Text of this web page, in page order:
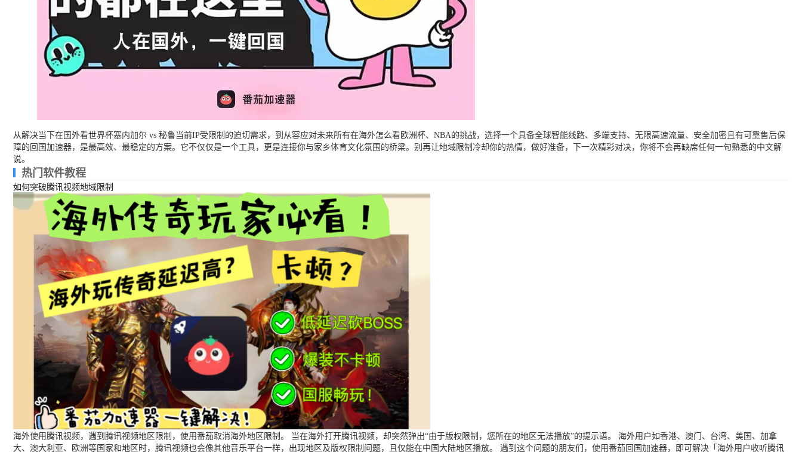
从解决当下在国外看世界杯塞内加尔 vs 秘鲁当前IP受限制的迫切需求，到从容应对未来所有在海外怎么看欧洲杯、NBA的挑战，选择一个具备全球智能线路、多端支持、无限高速流量、安全加密且有可靠售后保
障的回国加速器，是最高效、最稳定的方案。它不仅仅是一个工具，更是连接你与家乡体育文化氛围的桥梁。别再让地域限制冷却你的热情，做好准备，下一次精彩对决，你将不会再缺席任何一句熟悉的中文解
说。
热门软件教程
如何突破腾讯视频地域限制
海外使用腾讯视频，遇到腾讯视频地区限制，使用番茄取消海外地区限制。 当在海外打开腾讯视频，却突然弹出“由于版权限制，您所在的地区无法播放”的提示语。 海外用户如香港、澳门、台湾、美国、加拿
大、澳大利亚、欧洲等国家和地区时，腾讯视频也会像其他音乐平台一样，出现地区及版权限制问题，且仅能在中国大陆地区播放。 遇到这个问题的朋友们，使用番茄回国加速器，即可解决「海外用户收听腾讯